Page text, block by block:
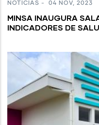
NOTICIAS - 04 NOV, 2023
MINSA INAUGURA
INDICADORES DE